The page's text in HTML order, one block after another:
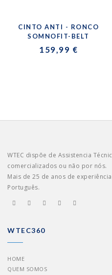
CINTO ANTI - RONCO
SOMNOFIT-BELT
159,99 €
WTEC dispõe de Assistencia
comercializados ou não por nós.
Mais de 25 de anos de
Português.
WTEC360
HOME
QUEM SOMOS